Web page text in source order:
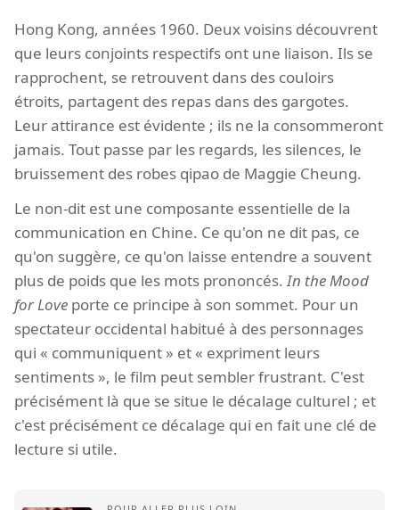
Hong Kong, années 1960. Deux voisins découvrent
que leurs conjoints respectifs ont une liaison. Ils se
rapprochent, se retrouvent dans des couloirs
étroits, partagent des repas dans des gargotes.
Leur attirance est évidente ; ils ne la consommeront
jamais. Tout passe par les regards, les silences, le
bruissement des robes qipao de Maggie Cheung.
Le non-dit est une composante essentielle de la
communication en Chine. Ce qu'on ne dit pas, ce
qu'on suggère, ce qu'on laisse entendre a souvent
plus de poids que les mots prononcés.In the Mood
for Love porte ce principe à son sommet. Pour un
spectateur occidental habitué à des personnages
qui « communiquent » et « expriment leurs
sentiments », le film peut sembler frustrant. C'est
précisément là que se situe le décalage culturel ; et
c'est précisément ce décalage qui en fait une clé de
lecture si utile.